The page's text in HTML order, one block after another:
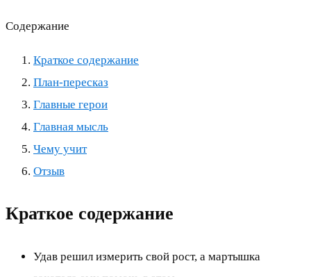
Содержание
Краткое содержание
План-пересказ
Главные герои
Главная мысль
Чему учит
Отзыв
Краткое содержание
Удав решил измерить свой рост, а мартышка